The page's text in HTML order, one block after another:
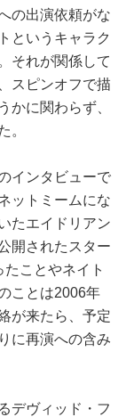
の出演依頼がな
というキャラク
それが関係して
スピンオフで描
かに関わらず、
。
インタビューで
ットミームにな
たエイドリアン
開されたスター
ことやネイト
ことは2006年
が来たら、予定
に再演への含み
デヴィッド・フ